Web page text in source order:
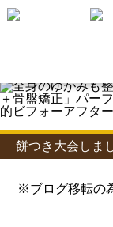
餅つき大会しま
※ブログ移転の